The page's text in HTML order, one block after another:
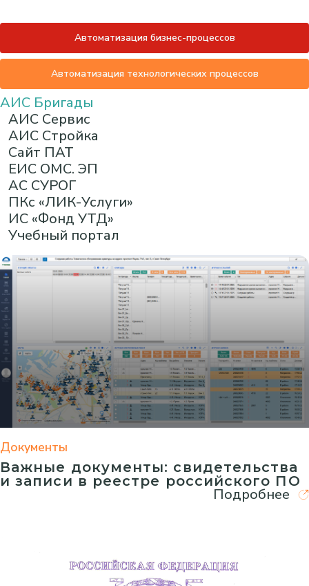
Автоматизация бизнес-процессов
Автоматизация технологических процессов
АИС Бригады
АИС Сервис
АИС Стройка
Сайт ПАТ
ЕИС ОМС. ЭП
АС СУРОГ
ПКс «ЛИК-Услуги»
ИС «Фонд УТД»
Учебный портал
Документы
Важные документы: свидетельства
и записи в реестре российского ПО
Подробнее